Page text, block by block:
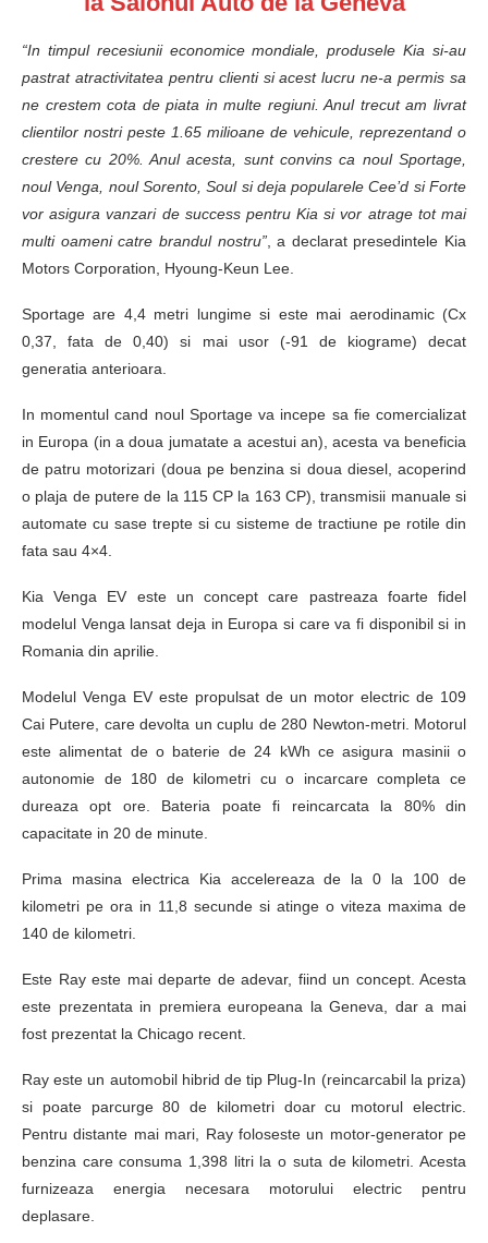
“In timpul recesiunii economice mondiale, produsele Kia si-au
pastrat atractivitatea pentru clienti si acest lucru ne-a permis sa
ne crestem cota de piata in multe regiuni. Anul trecut am livrat
clientilor nostri peste 1.65 milioane de vehicule, reprezentand o
crestere cu 20%. Anul acesta, sunt convins ca noul Sportage,
noul Venga, noul Sorento, Soul si deja popularele Cee’d si Forte
vor asigura vanzari de success pentru Kia si vor atrage tot mai
multi oameni catre brandul nostru”, a declarat presedintele Kia
Motors Corporation, Hyoung-Keun Lee.
Sportage are 4,4 metri lungime si este mai aerodinamic (Cx
0,37, fata de 0,40) si mai usor (-91 de kiograme) decat
generatia anterioara.
In momentul cand noul Sportage va incepe sa fie comercializat
in Europa (in a doua jumatate a acestui an), acesta va beneficia
de patru motorizari (doua pe benzina si doua diesel, acoperind
o plaja de putere de la 115 CP la 163 CP), transmisii manuale si
automate cu sase trepte si cu sisteme de tractiune pe rotile din
fata sau 4×4.
Kia Venga EV este un concept care pastreaza foarte fidel
modelul Venga lansat deja in Europa si care va fi disponibil si in
Romania din aprilie.
Modelul Venga EV este propulsat de un motor electric de 109
Cai Putere, care devolta un cuplu de 280 Newton-metri. Motorul
este alimentat de o baterie de 24 kWh ce asigura masinii o
autonomie de 180 de kilometri cu o incarcare completa ce
dureaza opt ore. Bateria poate fi reincarcata la 80% din
capacitate in 20 de minute.
Prima masina electrica Kia accelereaza de la 0 la 100 de
kilometri pe ora in 11,8 secunde si atinge o viteza maxima de
140 de kilometri.
Este Ray este mai departe de adevar, fiind un concept. Acesta
este prezentata in premiera europeana la Geneva, dar a mai
fost prezentat la Chicago recent.
Ray este un automobil hibrid de tip Plug-In (reincarcabil la priza)
si poate parcurge 80 de kilometri doar cu motorul electric.
Pentru distante mai mari, Ray foloseste un motor-generator pe
benzina care consuma 1,398 litri la o suta de kilometri. Acesta
furnizeaza energia necesara motorului electric pentru
deplasare.